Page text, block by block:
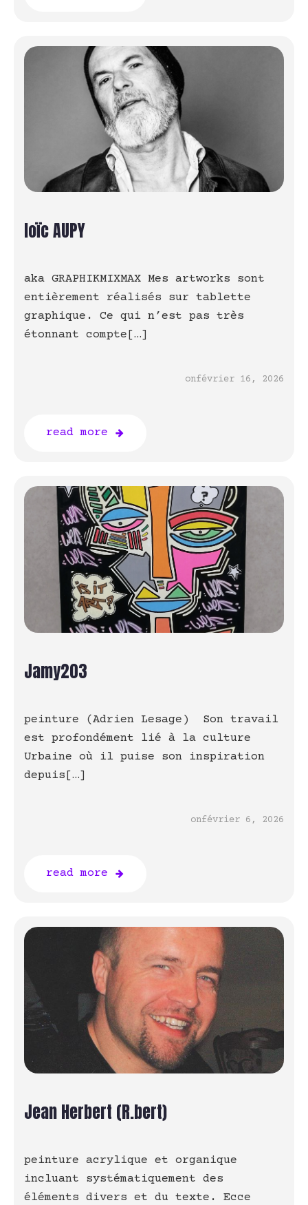
loïc AUPY
aka GRAPHIKMIXMAX Mes artworks sont
entièrement réalisés sur tablette
graphique. Ce qui n’est pas très
étonnant compte[…]
onfévrier 16, 2026
read more
Jamy203
peinture (Adrien Lesage) Son travail
est profondément lié à la culture
Urbaine où il puise son inspiration
depuis[…]
onfévrier 6, 2026
read more
Jean Herbert (R.bert)
peinture acrylique et organique
incluant systématiquement des
éléments divers et du texte. Ecce